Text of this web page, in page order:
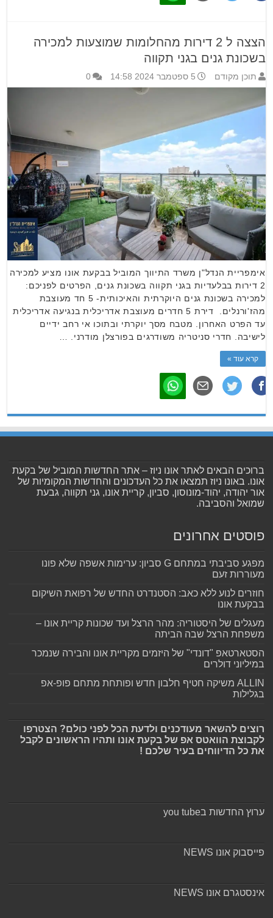
הצצה ל 2 דירות מהחלומות שמוצעות למכירה
בשכונת גנים בגני תקווה
תוכן מקודם 5 ספטמבר 2024 14:58 0
אימפריית הנדל"ן משרד התיווך המוביל בבקעת אונו מציע למכירה
2 דירות בבלעדיות בגני תקווה בשכונת גנים, הפרטים לפניכם:
למכירה בשכונת גנים היוקרתית והאיכותית- 5 חד מעוצבת
מהז'ורנלים. דירת 5 חדרים מעוצבת אדריכלית בנגיעה אדריכלית
עד הפרט האחרון. מטבח מסך יוקרתי ובתוכו אי רחב ידיים
לישיבה. חדרי סניטריה משודרגים בפורצלן מודרני. …
קרא עוד »
ברוכים הבאים לאתר אונו ניוז – אתר החדשות המוביל של בקעת
אונו. באונו ניוז תמצאו את כל העדכונים והחדשות המקומיות של
אור יהודה, יהוד-מונוסון, סביון, קריית אונו, גני תקווה, גבעת
שמואל והסביבה.
פוסטים אחרונים
מפגע סביבתי במתחם G סביון: ערימות אשפה שלא פונו
מעוררות זעם
חוזרים לנוע ללא כאב: הסטנדרט החדש של רפואת השיקום
בבקעת אונו
מעגלים של היסטוריה: מהר הרצל ועד שכונות קריית אונו –
משפחת הרצל שבה הביתה
הסטארטאפ "דונדי" של היזמים מקריית אונו והבירה שנמכר
במיליוני דולרים
ALLIN משיקה חטיף חלבון חדש ופותחת מתחם פופ-אפ
בגלילות
רוצים להשאר מעודכנים ולדעת הכל לפני כולם? הצטרפו
לקבוצת הוואטס אפ של בקעת אונו ותהיו הראשונים לקבל
את כל הדיווחים בעיר שלכם !
ערוץ החדשות בyou tube
פייסבוק אונו NEWS
אינסטגרם אונו NEWS